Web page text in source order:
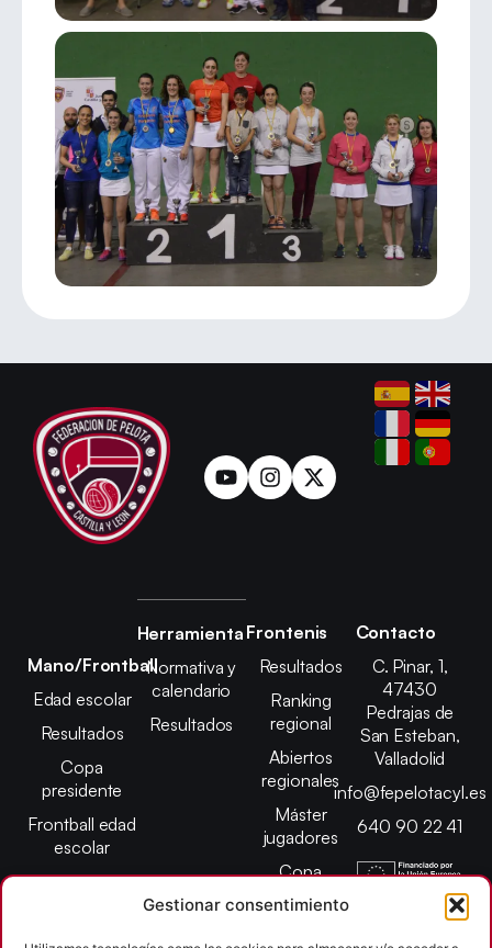
Gestionar consentimiento
Mano/Frontball
Edad escolar
Resultados
Copa
presidente
Frontball edad
escolar
Herramienta
Normativa y
calendario
Resultados
Frontenis
Resultados
Ranking
regional
Abiertos
regionales
Máster
jugadores
Copa
presidente
Contacto
C. Pinar, 1,
47430
Pedrajas de
San Esteban,
Valladolid
info@fepelotacyl.es
640 90 22 41